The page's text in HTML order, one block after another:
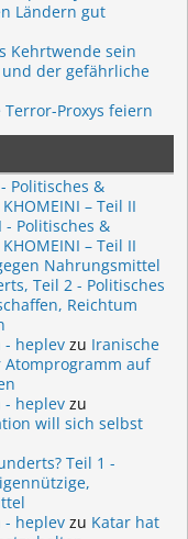
Ländern gut
Kehrtwende sein
der gefährliche
Terror-Proxys feiern
- Politisches &
– Teil II
- Politisches &
– Teil II
Nahrungsmittel
Teil 2 - Politisches
Reichtum
- heplev zu Iranische
Atomprogramm auf
- heplev zu
will sich selbst
Teil 1 -
- heplev zu Katar hat